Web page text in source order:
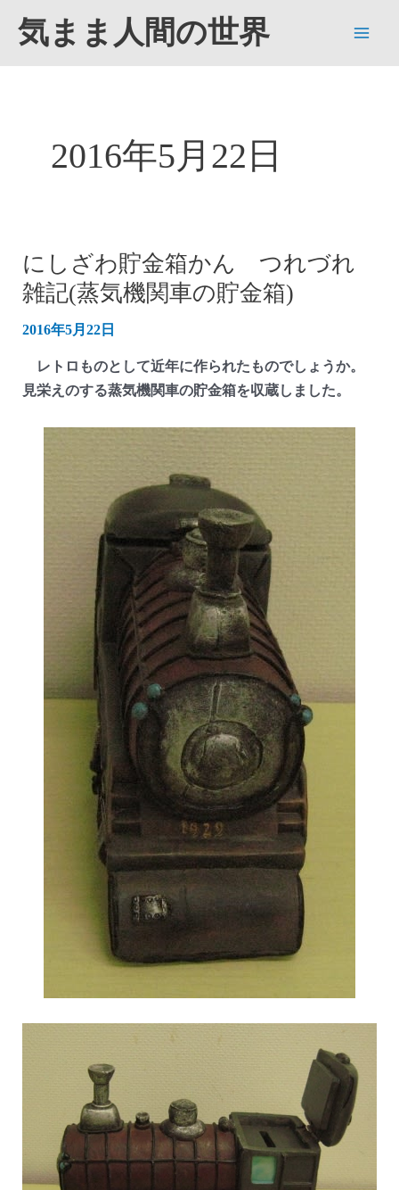
気まま人間の世界
2016年5月22日
にしざわ貯金箱かん つれづれ
雑記(蒸気機関車の貯金箱)
2016年5月22日
レトロものとして近年に作られたものでしょうか。
見栄えのする蒸気機関車の貯金箱を収蔵しました。